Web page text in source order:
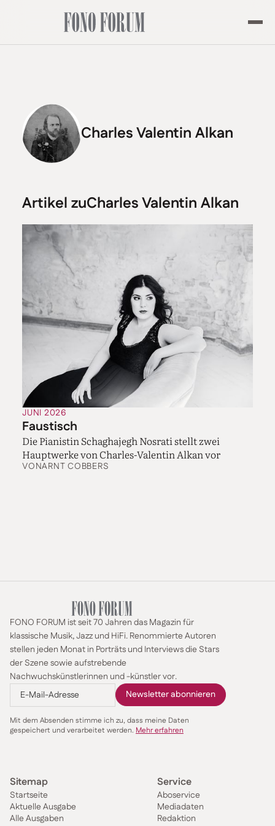
Charles Valentin Alkan
Artikel zuCharles Valentin Alkan
JUNI 2026
Faustisch
Die Pianistin Schaghajegh Nosrati stellt zwei
Hauptwerke von Charles-Valentin Alkan vor
VONARNT COBBERS
FONO FORUM ist seit 70 Jahren das Magazin für
klassische Musik, Jazz und HiFi. Renommierte Autoren
stellen jeden Monat in Porträts und Interviews die Stars
der Szene sowie aufstrebende
Nachwuchskünstlerinnen und -künstler vor.
Mit dem Absenden stimme ich zu, dass meine Daten
gespeichert und verarbeitet werden. Mehr erfahren
Sitemap
Startseite
Aktuelle Ausgabe
Alle Ausgaben
Service
Aboservice
Mediadaten
Redaktion